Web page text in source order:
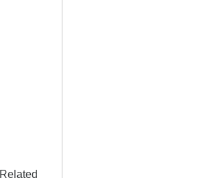
Related